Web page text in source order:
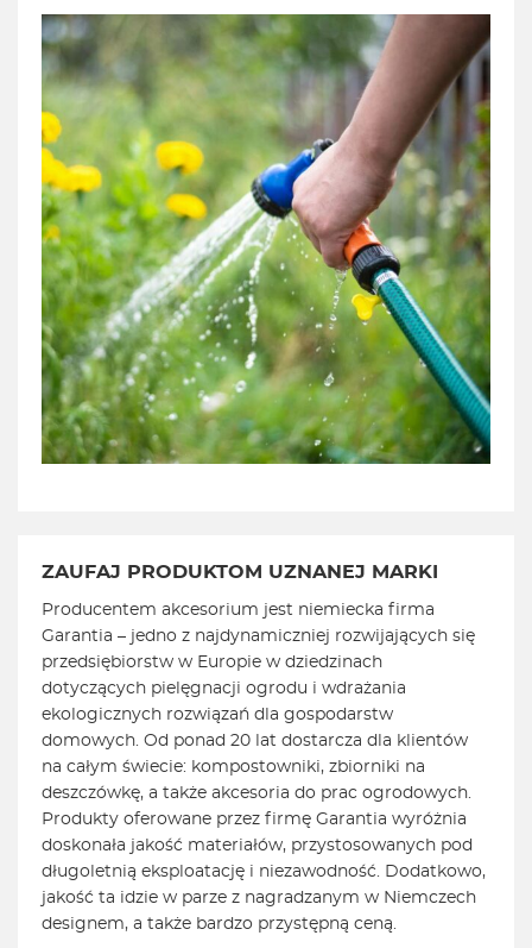
ZAUFAJ PRODUKTOM UZNANEJ MARKI
Producentem akcesorium jest niemiecka firma
Garantia – jedno z najdynamiczniej rozwijających się
przedsiębiorstw w Europie w dziedzinach
dotyczących pielęgnacji ogrodu i wdrażania
ekologicznych rozwiązań dla gospodarstw
domowych. Od ponad 20 lat dostarcza dla klientów
na całym świecie: kompostowniki, zbiorniki na
deszczówkę, a także akcesoria do prac ogrodowych.
Produkty oferowane przez firmę Garantia wyróżnia
doskonała jakość materiałów, przystosowanych pod
długoletnią eksploatację i niezawodność. Dodatkowo,
jakość ta idzie w parze z nagradzanym w Niemczech
designem, a także bardzo przystępną ceną.